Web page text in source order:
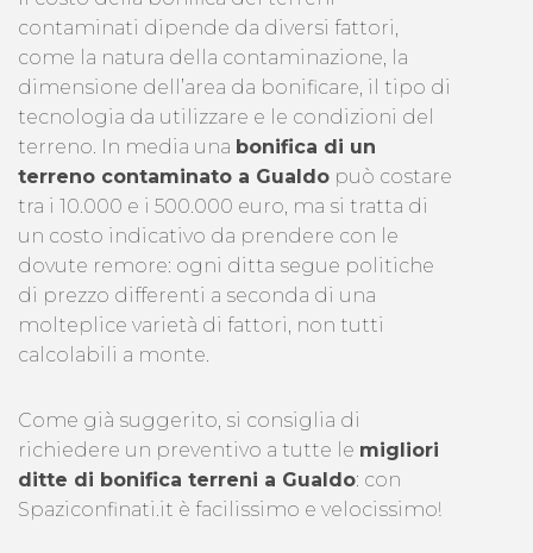
contaminati dipende da diversi fattori,
come la natura della contaminazione, la
dimensione dell’area da bonificare, il tipo di
tecnologia da utilizzare e le condizioni del
terreno. In media una bonifica di un
terreno contaminato a Gualdo può costare
tra i 10.000 e i 500.000 euro, ma si tratta di
un costo indicativo da prendere con le
dovute remore: ogni ditta segue politiche
di prezzo differenti a seconda di una
molteplice varietà di fattori, non tutti
calcolabili a monte.
Come già suggerito, si consiglia di
richiedere un preventivo a tutte le migliori
ditte di bonifica terreni a Gualdo: con
Spaziconfinati.it è facilissimo e velocissimo!